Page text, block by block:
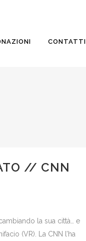
CONTATTI
// CNN
la sua città… e
(VR). La CNN l’ha